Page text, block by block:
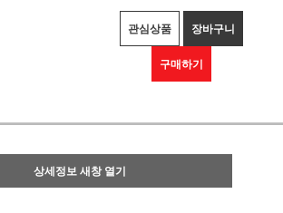
관심상품 장바구니
구매하기
상세정보 새창 열기